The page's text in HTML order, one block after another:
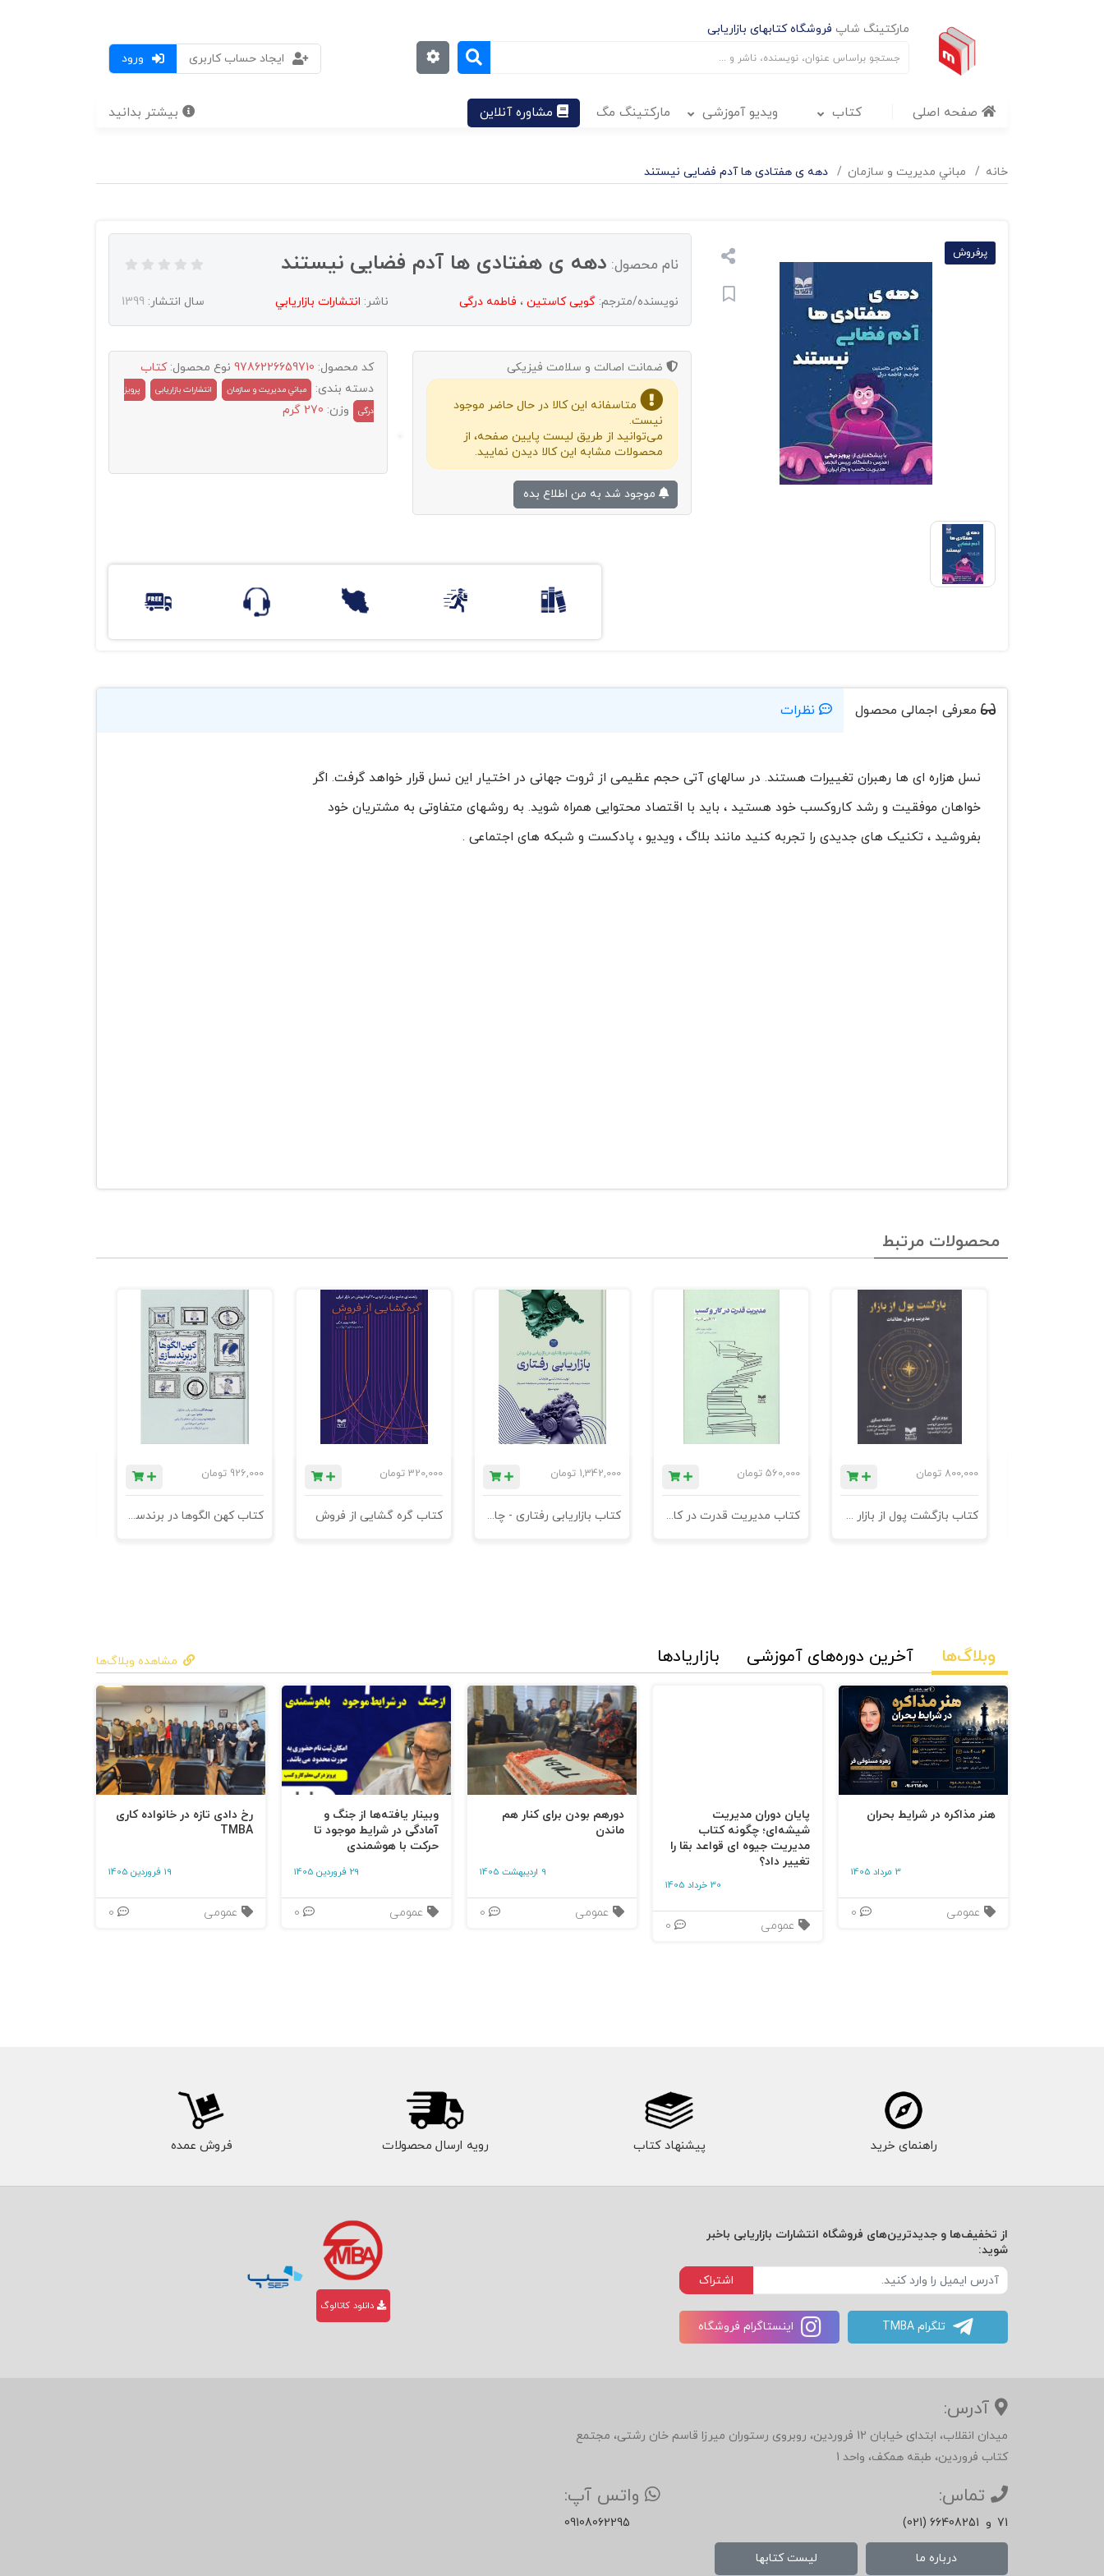
مارکتینگ شاپ فروشگاه کتابهای بازاریابی
ورود
ایجاد حساب کاربری
صفحه اصلی کتاب ویدیو آموزشی مارکتینگ مگ مشاوره آنلاین بیشتر بدانید
خانه مباني مديريت و سازمان دهه ی هفتادی ها آدم فضایی نیستند
پرفروش
نام محصول: دهه ی هفتادی ها آدم فضایی نیستند
نویسنده/مترجم: گویی کاستین ، فاطمه درگی ناشر: انتشارات بازاريابي سال انتشار: 1399
ضمانت اصالت و سلامت فیزیکی
متاسفانه این کالا در حال حاضر موجود
نیست.
می‌توانید از طریق لیست پایین صفحه، از
محصولات مشابه این کالا دیدن نمایید.
کد محصول: 9786226659710 نوع محصول:کتاب
دسته بندی:
مباني مديريت و سازمان انتشارات بازاریابی
پرویز
درگی
وزن: 270 گرم
معرفی اجمالی محصول نظرات
نسل هزاره ای ها رهبران تغییرات هستند. در سالهای آتی حجم عظیمی از ثروت جهانی در اختیار این نسل قرار خواهد گرفت. اگر
خواهان موفقیت و رشد کاروکسب خود هستید ، باید با اقتصاد محتوایی همراه شوید. به روشهای متفاوتی به مشتریان خود
بفروشید ، تکنیک های جدیدی را تجربه کنید مانند بلاگ ، ویدیو ، پادکست و شبکه های اجتماعی .
محصولات مرتبط
800,000 تومان
کتاب بازگشت پول از بازار مدیریت وصول مطالبات
560,000 تومان
کتاب مدیریت قدرت در کاروکسب
1,342,000 تومان
کتاب بازاریابی رفتاری - چاپ سوم
320,000 تومان
کتاب گره گشایی از فروش
926,000 تومان
کتاب کهن الگوها در برندسازی - ابزاری برای خلاقها و استراتژیست ها
وبلاگ‌ها مشاهده وبلاگ‌ها آخرین دوره‌های آموزشی بازاریادها
هنر مذاکره در شرایط بحران
3 مرداد 1405
عمومی
پایان دوران مدیریت
شیشه‌ای؛ چگونه کتاب
مدیریت جیوه‌ ای قواعد بقا را
تغییر داد؟
30 خرداد 1405
عمومی
دورهم بودن برای کنار هم
ماندن
9 اردیبهشت 1405
عمومی
وبینار یافته‌ها از جنگ و
آمادگی در شرایط موجود تا
حرکت با هوشمندی
29 فروردین 1405
عمومی
رخ دادی تازه در خانواده کاری
TMBA
19 فروردین 1405
عمومی
راهنمای خرید پیشنهاد کتاب رویه ارسال محصولات فروش عمده
از تخفیف‌ها و جدیدترین‌های فروشگاه انتشارات بازاریابی باخبر
شوید:
اشتراک
تلگرام TMBA اینستاگرام فروشگاه
دانلود کاتالوگ
آدرس:
میدان انقلاب، ابتدای خیابان 12 فروردین، روبروی رستوران میرزا قاسم خان رشتی، مجتمع
کتاب فروردین، طبقه همکف، واحد 1
تماس:
(021) 66408251 و 71
واتس آپ:
09108062295
درباره ما لیست کتابها